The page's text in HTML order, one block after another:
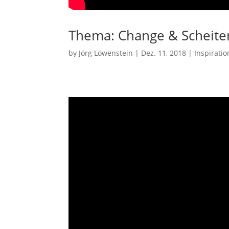
Thema: Change &
by Jörg Löwenstein | Dez. 11, 2018 |